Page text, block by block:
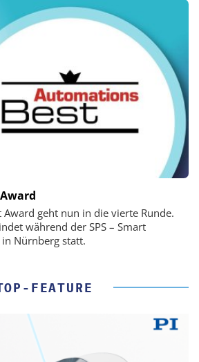
geht nun in die vierte Runde.
während der SPS – Smart
Nürnberg statt.
FEATURE